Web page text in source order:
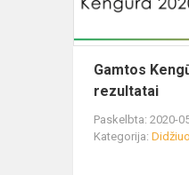
Gamtos
rezultatai
Paskelbta: 2020-
Kategorija: